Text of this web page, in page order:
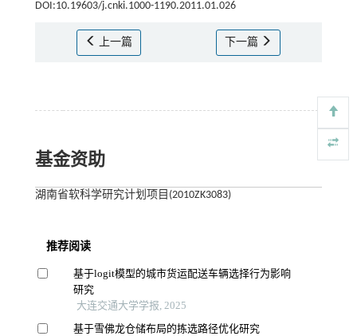
DOI:10.19603/j.cnki.1000-1190.2011.01.026
上一篇 下一篇
基金资助
湖南省软科学研究计划项目(2010ZK3083)